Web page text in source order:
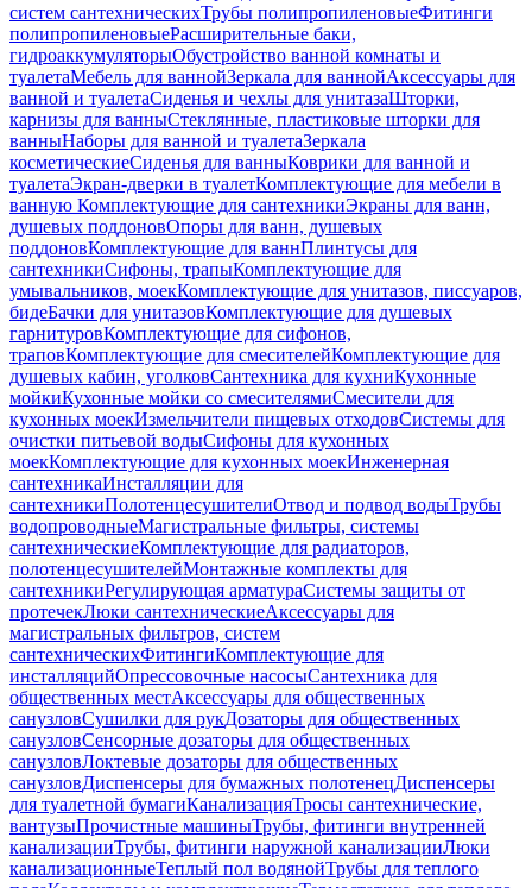
систем сантехническихТрубы полипропиленовыеФитинги
полипропиленовыеРасширительные баки,
гидроаккумуляторыОбустройство ванной комнаты и
туалетаМебель для ваннойЗеркала для ваннойАксессуары для
ванной и туалетаСиденья и чехлы для унитазаШторки,
карнизы для ванныСтеклянные, пластиковые шторки для
ванныНаборы для ванной и туалетаЗеркала
косметическиеСиденья для ванныКоврики для ванной и
туалетаЭкран-дверки в туалетКомплектующие для мебели в
ванную Комплектующие для сантехникиЭкраны для ванн,
душевых поддоновОпоры для ванн, душевых
поддоновКомплектующие для ваннПлинтусы для
сантехникиСифоны, трапыКомплектующие для
умывальников, моекКомплектующие для унитазов, писсуаров,
бидеБачки для унитазовКомплектующие для душевых
гарнитуровКомплектующие для сифонов,
траповКомплектующие для смесителейКомплектующие для
душевых кабин, уголковСантехника для кухниКухонные
мойкиКухонные мойки со смесителямиСмесители для
кухонных моекИзмельчители пищевых отходовСистемы для
очистки питьевой водыСифоны для кухонных
моекКомплектующие для кухонных моекИнженерная
сантехникаИнсталляции для
сантехникиПолотенцесушителиОтвод и подвод водыТрубы
водопроводныеМагистральные фильтры, системы
сантехническиеКомплектующие для радиаторов,
полотенцесушителейМонтажные комплекты для
сантехникиРегулирующая арматураСистемы защиты от
протечекЛюки сантехническиеАксессуары для
магистральных фильтров, систем
сантехническихФитингиКомплектующие для
инсталляцийОпрессовочные насосыСантехника для
общественных местАксессуары для общественных
санузловСушилки для рукДозаторы для общественных
санузловСенсорные дозаторы для общественных
санузловЛоктевые дозаторы для общественных
санузловДиспенсеры для бумажных полотенецДиспенсеры
для туалетной бумагиКанализацияТросы сантехнические,
вантузыПрочистные машиныТрубы, фитинги внутренней
канализацииТрубы, фитинги наружной канализацииЛюки
канализационныеТеплый пол водянойТрубы для теплого